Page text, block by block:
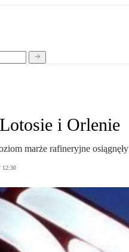
i Orlenie
marże rafineryjne
12:30